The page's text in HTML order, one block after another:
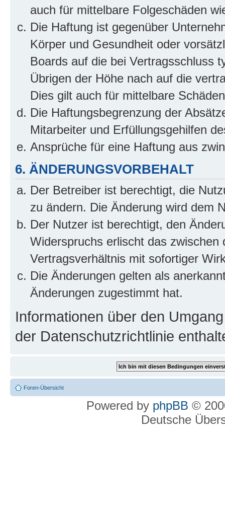
auch für mittelbare Folgeschäden
Die Haftung ist gegenüber
Körper und Gesundheit oder
Boards auf die bei Vertragsschluss
Übrigen der Höhe nach auf die
Dies gilt auch für mittelbare
Die Haftungsbegrenzung der
Mitarbeiter und Erfüllungsgehilfen
Ansprüche für eine Haftung aus
6. ÄNDERUNGSVORBEHALT
Der Betreiber ist berechtigt, die
zu ändern. Die Änderung wird dem
Der Nutzer ist berechtigt, den
Widerspruchs erlischt das
Vertragsverhältnis mit sofortiger
Die Änderungen gelten als
Änderungen zugestimmt hat.
Informationen über den
der Datenschutzrichtlinie
Foren-Übersicht
Powered by phpBB ©
Deutsche